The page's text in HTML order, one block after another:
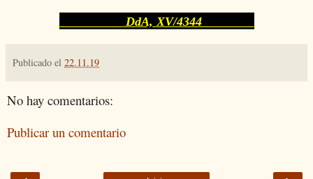
DdA, XV/4344
Publicado el 22.11.19
No hay comentarios:
Publicar un comentario